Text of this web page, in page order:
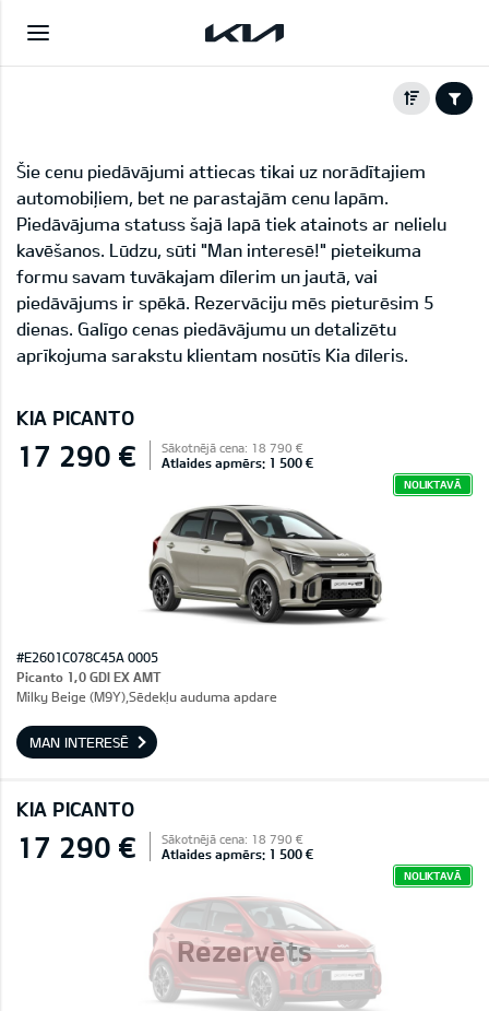
Šie cenu piedāvājumi attiecas tikai uz norādītajiem
automobiļiem, bet ne parastajām cenu lapām.
Piedāvājuma statuss šajā lapā tiek atainots ar nelielu
kavēšanos. Lūdzu, sūti "Man interesē!" pieteikuma
formu savam tuvākajam dīlerim un jautā, vai
piedāvājums ir spēkā. Rezervāciju mēs pieturēsim 5
dienas. Galīgo cenas piedāvājumu un detalizētu
aprīkojuma sarakstu klientam nosūtīs Kia dīleris.
KIA PICANTO
17 290 € Sākotnējā cena: 18 790 €
Atlaides apmērs: 1 500 €
NOLIKTAVĀ
#E2601C078C45A 0005
Picanto 1,0 GDI EX AMT
Milky Beige (M9Y),Sēdekļu auduma apdare
MAN INTERESĒ
KIA PICANTO
Rezervēts
17 290 € Sākotnējā cena: 18 790 €
Atlaides apmērs: 1 500 €
NOLIKTAVĀ